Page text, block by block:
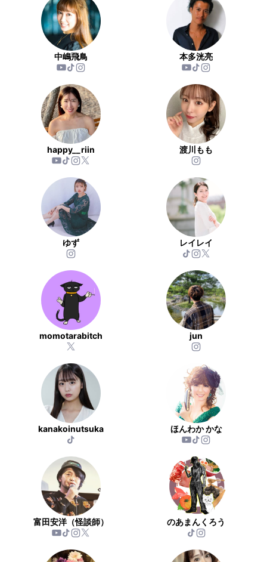
中嶋飛鳥 本多洸亮
happy__riin 渡川もも
ゆず レイレイ
momotarabitch jun
kanakoinutsuka ほんわか かな
富田安洋（怪談師） のあまんくろう